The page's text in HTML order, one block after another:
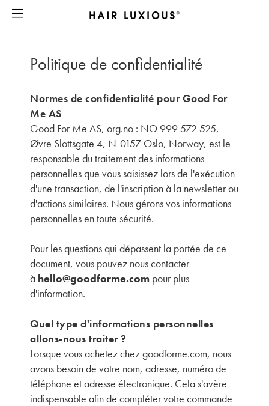
Politique de confidentialité
Normes de confidentialité pour Good For
Me AS
Good For Me AS, org.no : NO 999 572 525,
Øvre Slottsgate 4, N-0157 Oslo, Norway, est le
responsable du traitement des informations
personnelles que vous saisissez lors de l'exécution
d'une transaction, de l'inscription à la newsletter ou
d'actions similaires. Nous gérons vos informations
personnelles en toute sécurité.
Pour les questions qui dépassent la portée de ce
document, vous pouvez nous contacter
à hello@goodforme.com pour plus
d'information.
Quel type d'informations personnelles
allons-nous traiter ?
Lorsque vous achetez chez goodforme.com, nous
avons besoin de votre nom, adresse, numéro de
téléphone et adresse électronique. Cela s'avère
indispensable afin de compléter votre commande